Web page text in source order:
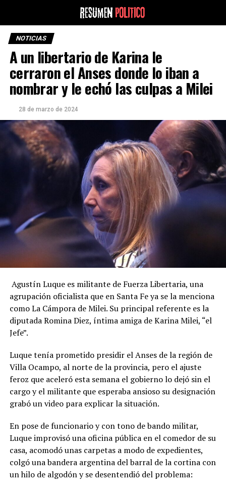
NOTICIAS
A un libertario de Karina le
cerraron el Anses donde lo iban a
nombrar y le echó las culpas a Milei
28 de marzo de 2024
Agustín Luque es militante de Fuerza Libertaria, una
agrupación oficialista que en Santa Fe ya se la menciona
como La Cámpora de Milei. Su principal referente es la
diputada Romina Diez, íntima amiga de Karina Milei, “el
Jefe”.
Luque tenía prometido presidir el Anses de la región de
Villa Ocampo, al norte de la provincia, pero el ajuste
feroz que aceleró esta semana el gobierno lo dejó sin el
cargo y el militante que esperaba ansioso su designación
grabó un video para explicar la situación.
En pose de funcionario y con tono de bando militar,
Luque improvisó una oficina pública en el comedor de su
casa, acomodó unas carpetas a modo de expedientes,
colgó una bandera argentina del barral de la cortina con
un hilo de algodón y se desentendió del problema: